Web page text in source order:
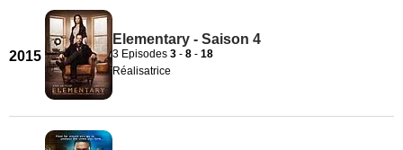
2015
Elementary - Saison 4
3 Episodes 3 - 8 - 18
Réalisatrice